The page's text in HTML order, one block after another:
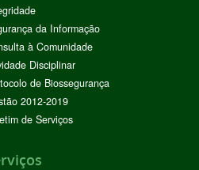
da Informação
à Comunidade
Disciplinar
de Biossegurança
2012-2019
de Serviços